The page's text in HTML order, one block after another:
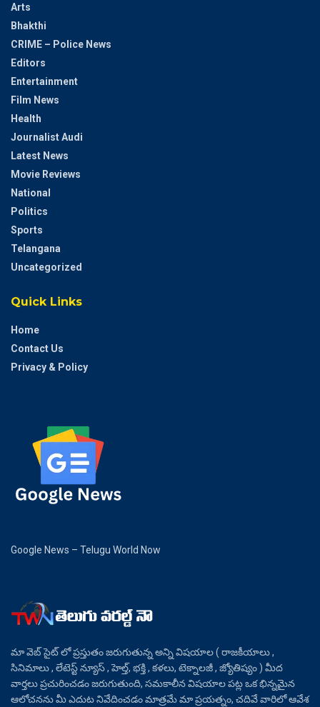
Arts
Bhakthi
CRIME – Police News
Editors
Entertainment
Film News
Health
Journalist Audi
Latest News
Movie Reviews
National
Politics
Sports
Telangana
Uncategorized
Quick Links
Home
Contact Us
Privacy & Policy
Google News – Telugu World Now
మా వెబ్ సైట్ లో ప్రస్తుతం జరుగుతున్న అన్ని విషయాల ( రాజకీయాలు ,
సినిమాలు , లేటెస్ట్ న్యూస్ , హెల్త్, భక్తి , కళలు, టెక్నాలజీ , జ్యోతిష్యం ) మీద
వార్తలు ప్రచురించడం జరుగుతుంది, సమకాలీన విషయాల పట్ల ఒక భిన్నమైన
ఆలోచనను మీ ఎదుట నివేదించడం మాత్రమే మా ప్రయత్నం, చదివే వారిలో ఆవేశ